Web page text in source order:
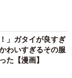
」ガタイが良すぎ
わいすぎるその服
た【漫画】